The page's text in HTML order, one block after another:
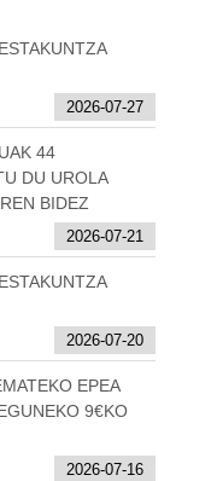
2026-07-27
44
DU UROLA
BIDEZ
2026-07-21
2026-07-20
EPEA
9€KO
2026-07-16